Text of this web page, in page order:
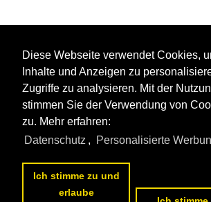
Diese Webseite verwendet Cookies,
Inhalte und Anzeigen zu
Zugriffe zu analysieren. Mit der
stimmen Sie der Verwendung von
zu. Mehr erfahren:
Datenschutz , Personalisierte
Ich stimme zu und
erlaube